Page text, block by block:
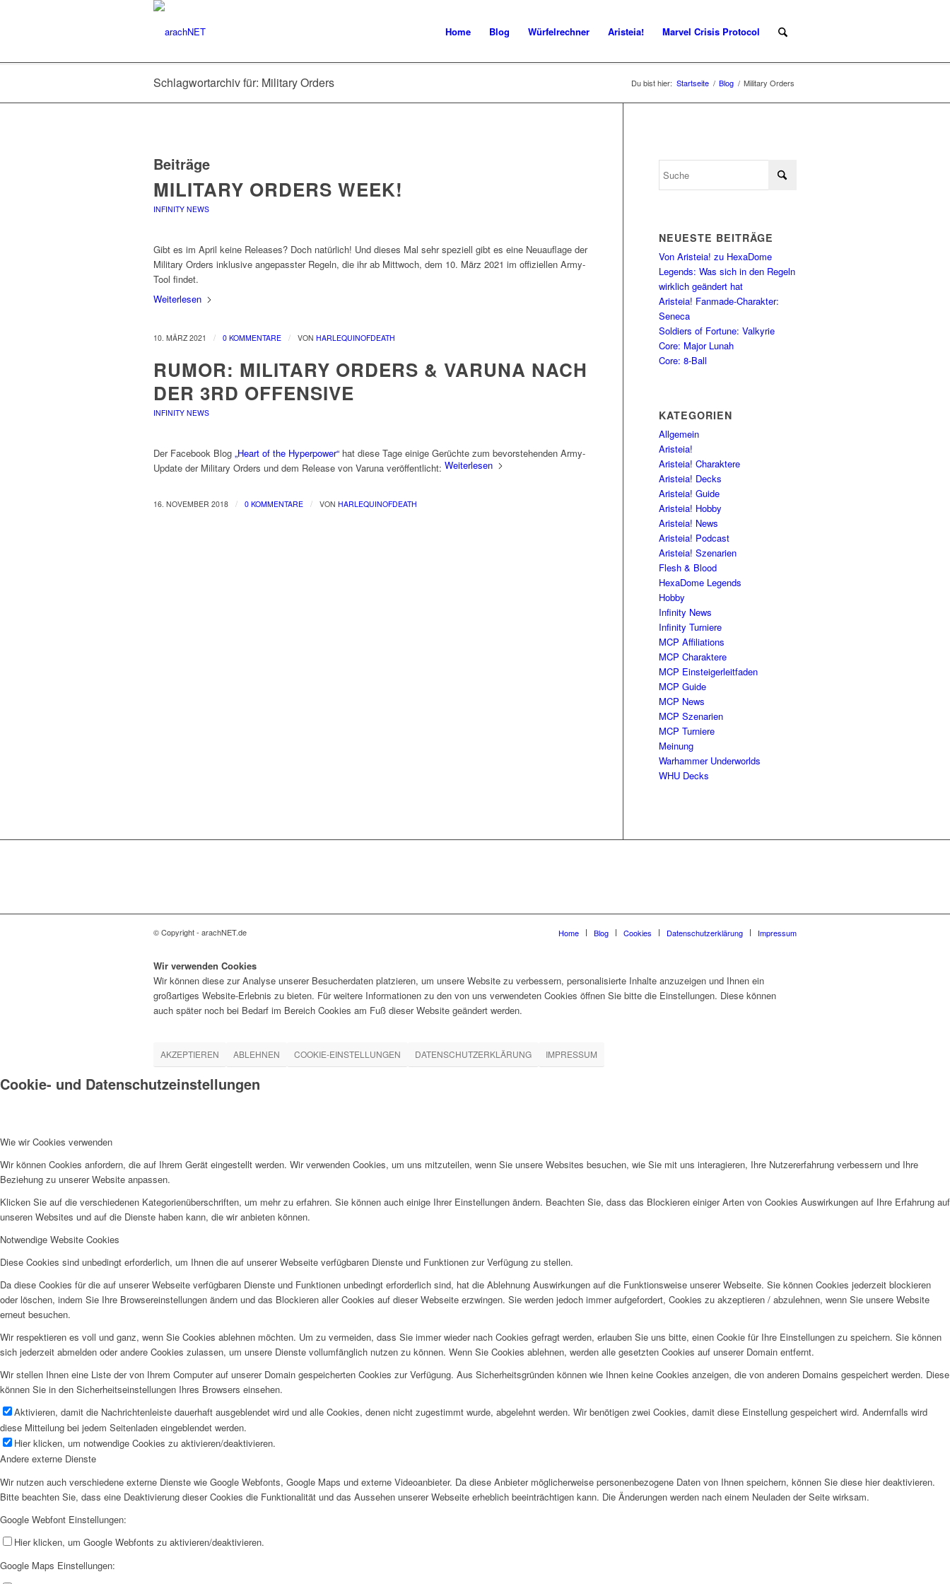
Home Blog Würfelrechner Aristeia! Marvel Crisis Protocol
Schlagwortarchiv für: Military Orders Du bist hier: Startseite / Blog / Military Orders
Beiträge
MILITARY ORDERS WEEK!
INFINITY NEWS
Gibt es im April keine Releases? Doch natürlich! Und dieses Mal sehr speziell gibt es eine Neuauflage der
Military Orders inklusive angepasster Regeln, die ihr ab Mittwoch, dem 10. März 2021 im offiziellen Army-
Tool findet.
Weiterlesen
10. MÄRZ 2021 / 0 KOMMENTARE / VON HARLEQUINOFDEATH
RUMOR: MILITARY ORDERS & VARUNA NACH
DER 3RD OFFENSIVE
INFINITY NEWS
Der Facebook Blog „Heart of the Hyperpower“ hat diese Tage einige Gerüchte zum bevorstehenden Army-
Update der Military Orders und dem Release von Varuna veröffentlicht: Weiterlesen
16. NOVEMBER 2018 / 0 KOMMENTARE / VON HARLEQUINOFDEATH
NEUESTE BEITRÄGE
Von Aristeia! zu HexaDome
Legends: Was sich in den Regeln
wirklich geändert hat
Aristeia! Fanmade-Charakter:
Seneca
Soldiers of Fortune: Valkyrie
Core: Major Lunah
Core: 8-Ball
KATEGORIEN
Allgemein
Aristeia!
Aristeia! Charaktere
Aristeia! Decks
Aristeia! Guide
Aristeia! Hobby
Aristeia! News
Aristeia! Podcast
Aristeia! Szenarien
Flesh & Blood
HexaDome Legends
Hobby
Infinity News
Infinity Turniere
MCP Affiliations
MCP Charaktere
MCP Einsteigerleitfaden
MCP Guide
MCP News
MCP Szenarien
MCP Turniere
Meinung
Warhammer Underworlds
WHU Decks
© Copyright - arachNET.de Home Blog Cookies Datenschutzerklärung Impressum
Wir verwenden Cookies
Wir können diese zur Analyse unserer Besucherdaten platzieren, um unsere Website zu verbessern, personalisierte Inhalte anzuzeigen und Ihnen ein
großartiges Website-Erlebnis zu bieten. Für weitere Informationen zu den von uns verwendeten Cookies öffnen Sie bitte die Einstellungen. Diese können
auch später noch bei Bedarf im Bereich Cookies am Fuß dieser Website geändert werden.
AKZEPTIEREN ABLEHNEN COOKIE-EINSTELLUNGEN DATENSCHUTZERKLÄRUNG IMPRESSUM
Cookie- und Datenschutzeinstellungen
Wie wir Cookies verwenden
Wir können Cookies anfordern, die auf Ihrem Gerät eingestellt werden. Wir verwenden Cookies, um uns mitzuteilen, wenn Sie unsere Websites besuchen, wie Sie mit uns interagieren, Ihre Nutzererfahrung verbessern und Ihre
Beziehung zu unserer Website anpassen.
Klicken Sie auf die verschiedenen Kategorienüberschriften, um mehr zu erfahren. Sie können auch einige Ihrer Einstellungen ändern. Beachten Sie, dass das Blockieren einiger Arten von Cookies Auswirkungen auf Ihre Erfahrung auf
unseren Websites und auf die Dienste haben kann, die wir anbieten können.
Notwendige Website Cookies
Diese Cookies sind unbedingt erforderlich, um Ihnen die auf unserer Webseite verfügbaren Dienste und Funktionen zur Verfügung zu stellen.
Da diese Cookies für die auf unserer Webseite verfügbaren Dienste und Funktionen unbedingt erforderlich sind, hat die Ablehnung Auswirkungen auf die Funktionsweise unserer Webseite. Sie können Cookies jederzeit blockieren
oder löschen, indem Sie Ihre Browsereinstellungen ändern und das Blockieren aller Cookies auf dieser Webseite erzwingen. Sie werden jedoch immer aufgefordert, Cookies zu akzeptieren / abzulehnen, wenn Sie unsere Website
erneut besuchen.
Wir respektieren es voll und ganz, wenn Sie Cookies ablehnen möchten. Um zu vermeiden, dass Sie immer wieder nach Cookies gefragt werden, erlauben Sie uns bitte, einen Cookie für Ihre Einstellungen zu speichern. Sie können
sich jederzeit abmelden oder andere Cookies zulassen, um unsere Dienste vollumfänglich nutzen zu können. Wenn Sie Cookies ablehnen, werden alle gesetzten Cookies auf unserer Domain entfernt.
Wir stellen Ihnen eine Liste der von Ihrem Computer auf unserer Domain gespeicherten Cookies zur Verfügung. Aus Sicherheitsgründen können wie Ihnen keine Cookies anzeigen, die von anderen Domains gespeichert werden. Diese
können Sie in den Sicherheitseinstellungen Ihres Browsers einsehen.
Aktivieren, damit die Nachrichtenleiste dauerhaft ausgeblendet wird und alle Cookies, denen nicht zugestimmt wurde, abgelehnt werden. Wir benötigen zwei Cookies, damit diese Einstellung gespeichert wird. Andernfalls wird
diese Mitteilung bei jedem Seitenladen eingeblendet werden.
Hier klicken, um notwendige Cookies zu aktivieren/deaktivieren.
Andere externe Dienste
Wir nutzen auch verschiedene externe Dienste wie Google Webfonts, Google Maps und externe Videoanbieter. Da diese Anbieter möglicherweise personenbezogene Daten von Ihnen speichern, können Sie diese hier deaktivieren.
Bitte beachten Sie, dass eine Deaktivierung dieser Cookies die Funktionalität und das Aussehen unserer Webseite erheblich beeinträchtigen kann. Die Änderungen werden nach einem Neuladen der Seite wirksam.
Google Webfont Einstellungen:
Hier klicken, um Google Webfonts zu aktivieren/deaktivieren.
Google Maps Einstellungen: